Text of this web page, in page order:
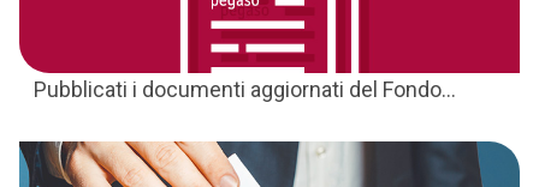
Pubblicati i documenti aggiornati del Fondo...